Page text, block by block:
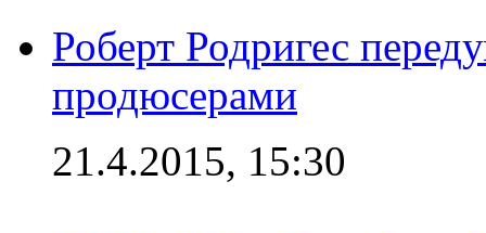
Роберт Родригес
продюсерами
21.4.2015, 15:30